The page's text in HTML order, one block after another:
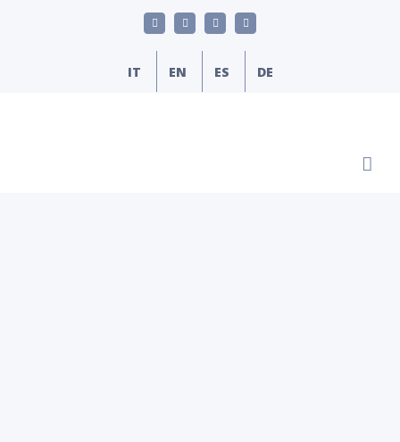
LinkedInYouTubeFacebookEmail
IT EN ES DE